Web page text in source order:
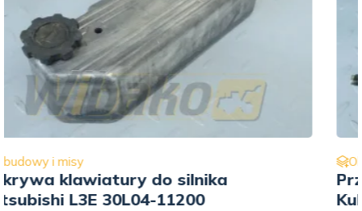
Obudowy i misy
Przewód bagnetu oleju do silnika
Kubota D722